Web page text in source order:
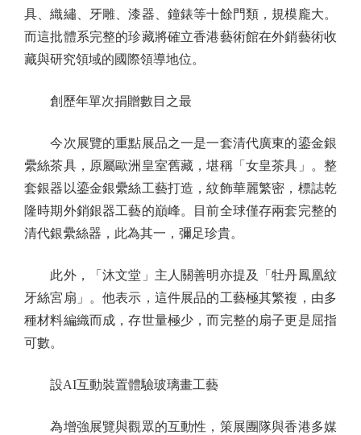
具、織繡、牙雕、漆器、鐘錶等十餘門類，規模龐大。
而這批體系完整的珍藏將確立香港藝術館在外銷藝術收
藏與研究領域的國際領導地位。
創歷年單次捐贈數目之最
今次展覽的重點展品之一是一套清代廣東的鎏金銀
纍絲茶具，原屬歐洲皇室舊藏，堪稱「女皇茶具」。整
套銀器以鎏金銀纍絲工藝打造，紋飾華麗繁密，標誌乾
隆時期外銷銀器工藝的巔峰。目前全球僅存兩套完整的
清代銀纍絲器，此為其一，彌足珍貴。
此外，「沐文堂」主人關善明亦提及「牡丹鳳凰紋
牙絲宮扇」。他表示，這件展品的工藝極其繁複，由多
種材料編織而成，存世量極少，而完整的扇子更是屈指
可數。
設AI互動裝置體驗玻璃畫工藝
為增強展覽與觀眾的互動性，策展團隊與香港多媒